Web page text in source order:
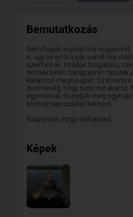
Bemutatkozás
Nem fogok regényt írni magamról,
e, úgy se erről a pár sorról fog
azért leírok. Imádok horgászni,
természetet. hangszeren tanulok
kikapcsol megnyugtat.
őszinteség, hogy tudd mit akarsz.
egymással, tiszteljük meg
komoly kapcsolatot keresek.
Köszönöm, hogy elolvastad.
Képek